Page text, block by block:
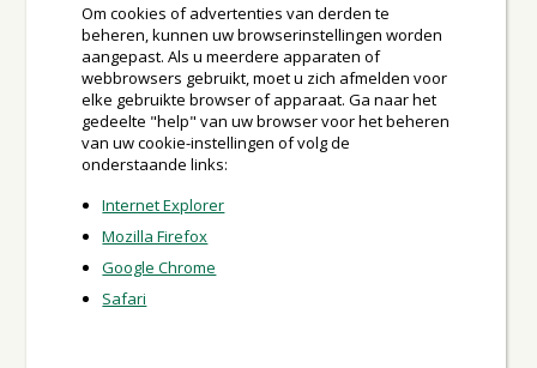
Om cookies of advertenties van derden te
beheren, kunnen uw browserinstellingen worden
aangepast. Als u meerdere apparaten of
webbrowsers gebruikt, moet u zich afmelden voor
elke gebruikte browser of apparaat. Ga naar het
gedeelte "help" van uw browser voor het beheren
van uw cookie-instellingen of volg de
onderstaande links:
Internet Explorer
Mozilla Firefox
Google Chrome
Safari